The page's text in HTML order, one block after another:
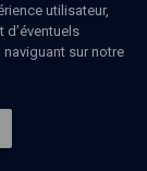
utilisateur,
d’éventuels
sur notre